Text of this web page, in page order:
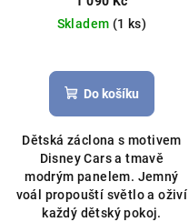
tmavě modrá
Hotová
záclona, licenční Disney
Skladem (1 ks)
Do košíku
Dětská záclona s motivem
Disney Cars a tmavě
modrým panelem. Jemný
voál propouští světlo a oživí
každý dětský pokoj.